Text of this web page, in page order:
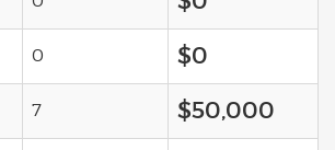
0 $0
7 $50,000